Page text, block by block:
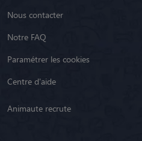
Nous contacter
Notre FAQ
Paramétrer les cookies
Centre d'aide
Animaute recrute